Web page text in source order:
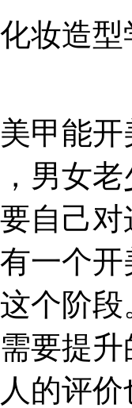
妆造型
能开
男女
自己
一个
个阶
要提
的评